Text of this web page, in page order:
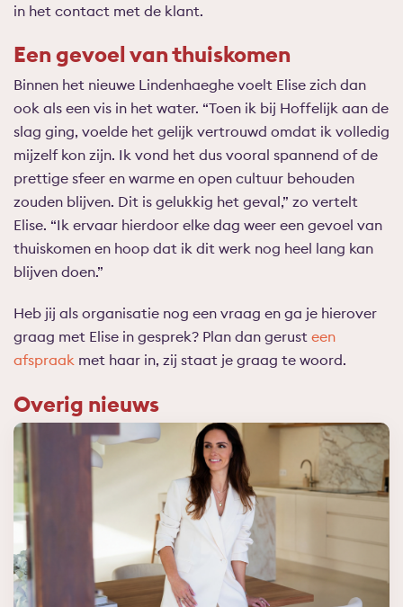
in het contact met de klant.
Een gevoel van thuiskomen
Binnen het nieuwe Lindenhaeghe voelt Elise zich dan
ook als een vis in het water. “Toen ik bij Hoffelijk aan de
slag ging, voelde het gelijk vertrouwd omdat ik volledig
mijzelf kon zijn. Ik vond het dus vooral spannend of de
prettige sfeer en warme en open cultuur behouden
zouden blijven. Dit is gelukkig het geval,” zo vertelt
Elise. “Ik ervaar hierdoor elke dag weer een gevoel van
thuiskomen en hoop dat ik dit werk nog heel lang kan
blijven doen.”
Heb jij als organisatie nog een vraag en ga je hierover
graag met Elise in gesprek? Plan dan gerust een
afspraak met haar in, zij staat je graag te woord.
Overig nieuws